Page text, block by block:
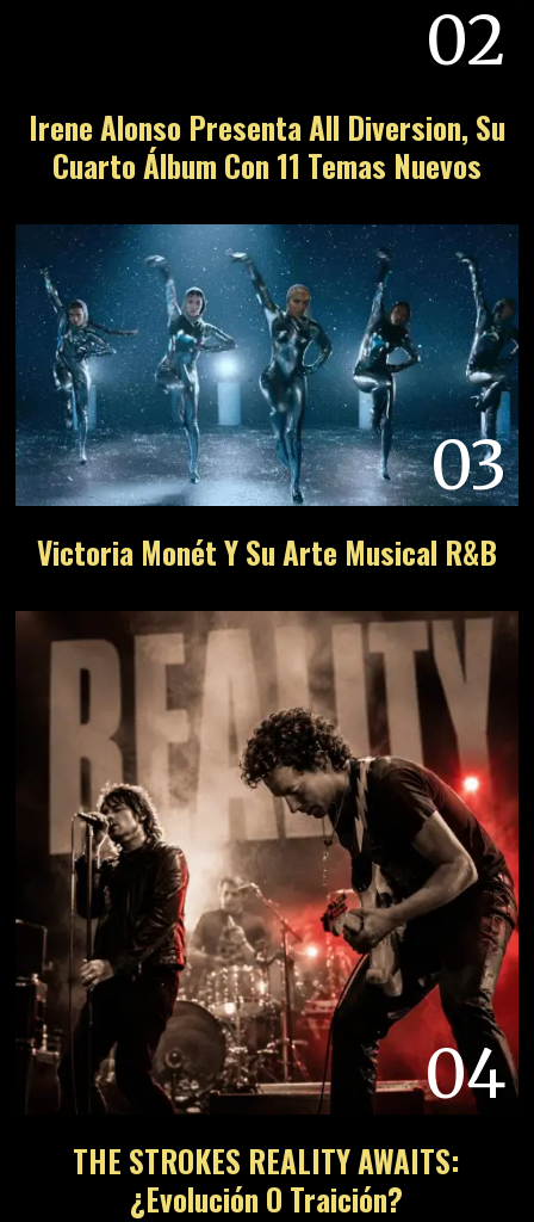
02
Irene Alonso Presenta All Diversion, Su
Cuarto Álbum Con 11 Temas Nuevos
03
Victoria Monét Y Su Arte Musical R&B
04
THE STROKES REALITY AWAITS:
¿Evolución O Traición?